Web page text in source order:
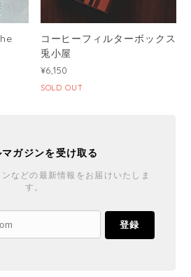
コーヒーフィルターボックス
兎小屋
¥6,150
SOLD OUT
マガジンを受け取る
などの最新情報をお届けいたしま
す。
登録